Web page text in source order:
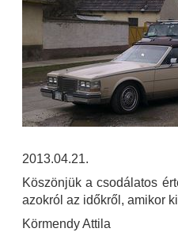
2013.04.21.
Köszönjük a csodálatos
azokról az időkről, amikor
Körmendy Attila